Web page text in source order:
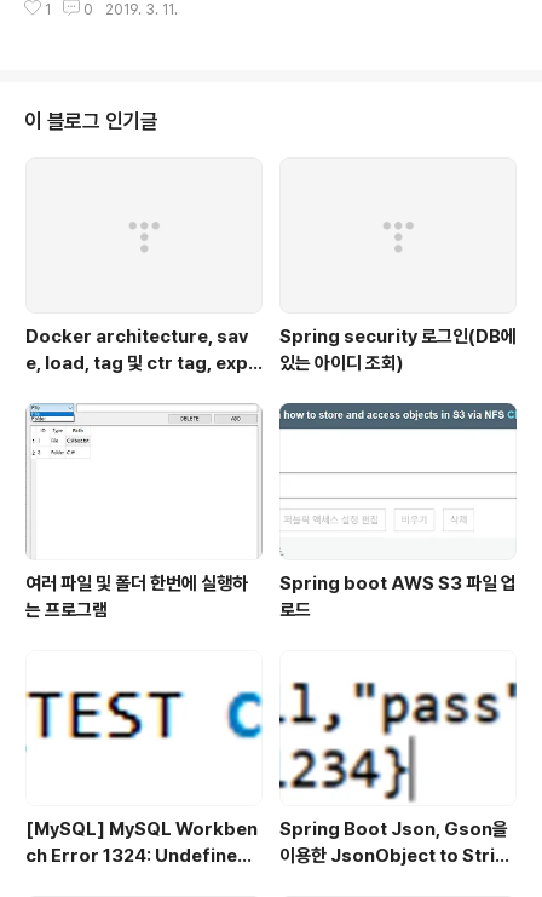
용하여 passport를 이용하는 방법이다. 기본적으로 http
velop/Node.js] - [Node.js] google oauth 인증 (구
글 로그인) 1. 적당한 프로젝트를 생성 후 아래와 같은 명령
1 0 2019. 3. 11.
이 블로그 인기글
Docker architecture, sav
e, load, tag 및 ctr tag, expo
Spring security 로그인(DB에
있는 아이디 조회)
여러 파일 및 폴더 한번에 실행하
는 프로그램
Spring boot AWS S3 파일 업
로드
[MySQL] MySQL Workben
ch Error 1324: Undefined
Spring Boot Json, Gson을
이용한 JsonObject to Strin